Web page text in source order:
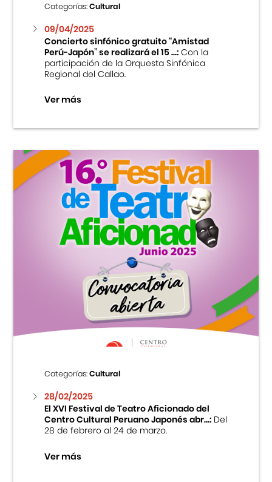
Categorías:Cultural
09/04/2025
Concierto sinfónico gratuito “Amistad
Perú-Japón” se realizará el 15 ...:Con la
participación de la Orquesta Sinfónica
Regional del Callao.
Ver más
Categorías:Cultural
28/02/2025
El XVI Festival de Teatro Aficionado del
Centro Cultural Peruano Japonés abr...:Del
28 de febrero al 24 de marzo.
Ver más